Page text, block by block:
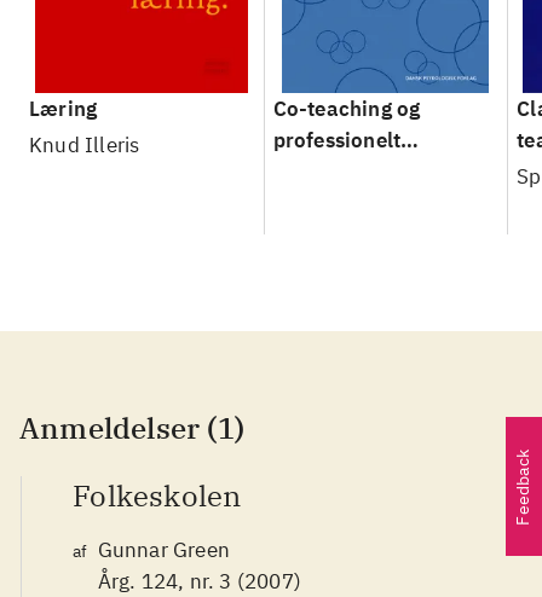
Læring
Knud Illeris
Co-teaching og
professionelt
Anmeldelser (1)
Folkeskolen
af Gunnar Green
Årg. 124, nr. 3 (2007)
Feedback